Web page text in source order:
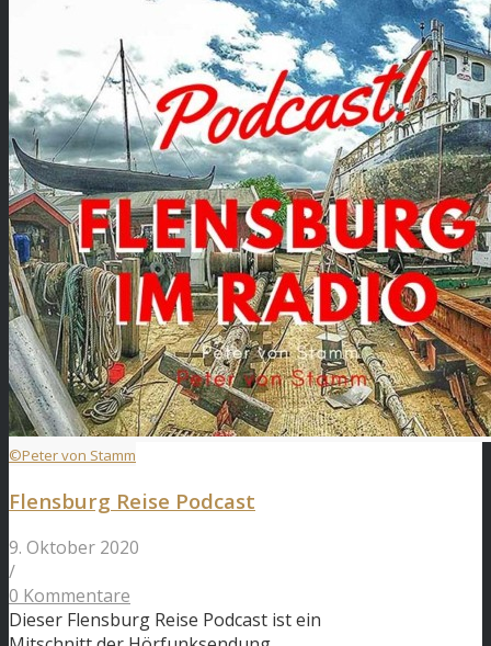
©Peter von Stamm
Flensburg Reise Podcast
9. Oktober 2020
/
0 Kommentare
Dieser Flensburg Reise Podcast ist ein